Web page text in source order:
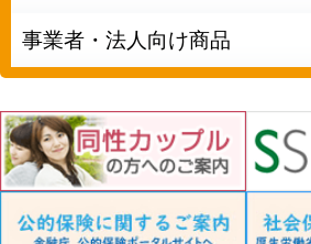
事業者・法人向け商品